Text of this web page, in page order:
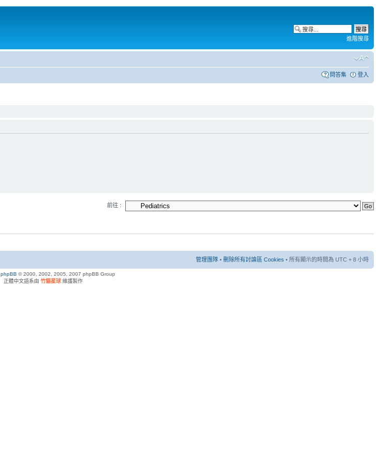
進階搜尋
問答集 登入
前往 :
管理團隊 • 刪除所有討論區 Cookies • 所有顯示的時間為 UTC + 8 小時
phpBB © 2000, 2002, 2005, 2007 phpBB Group
正體中文語系由 竹貓星球 維護製作